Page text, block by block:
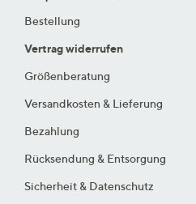
Bestellung
Vertrag widerrufen
Größenberatung
Versandkosten & Lieferung
Bezahlung
Rücksendung & Entsorgung
Sicherheit & Datenschutz